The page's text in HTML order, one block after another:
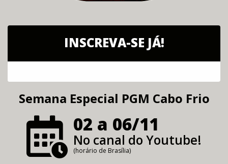
INSCREVA-SE JÁ!
Semana Especial PGM Cabo Frio
02 a 06/11
No canal do Youtube!
(horário de Brasília)